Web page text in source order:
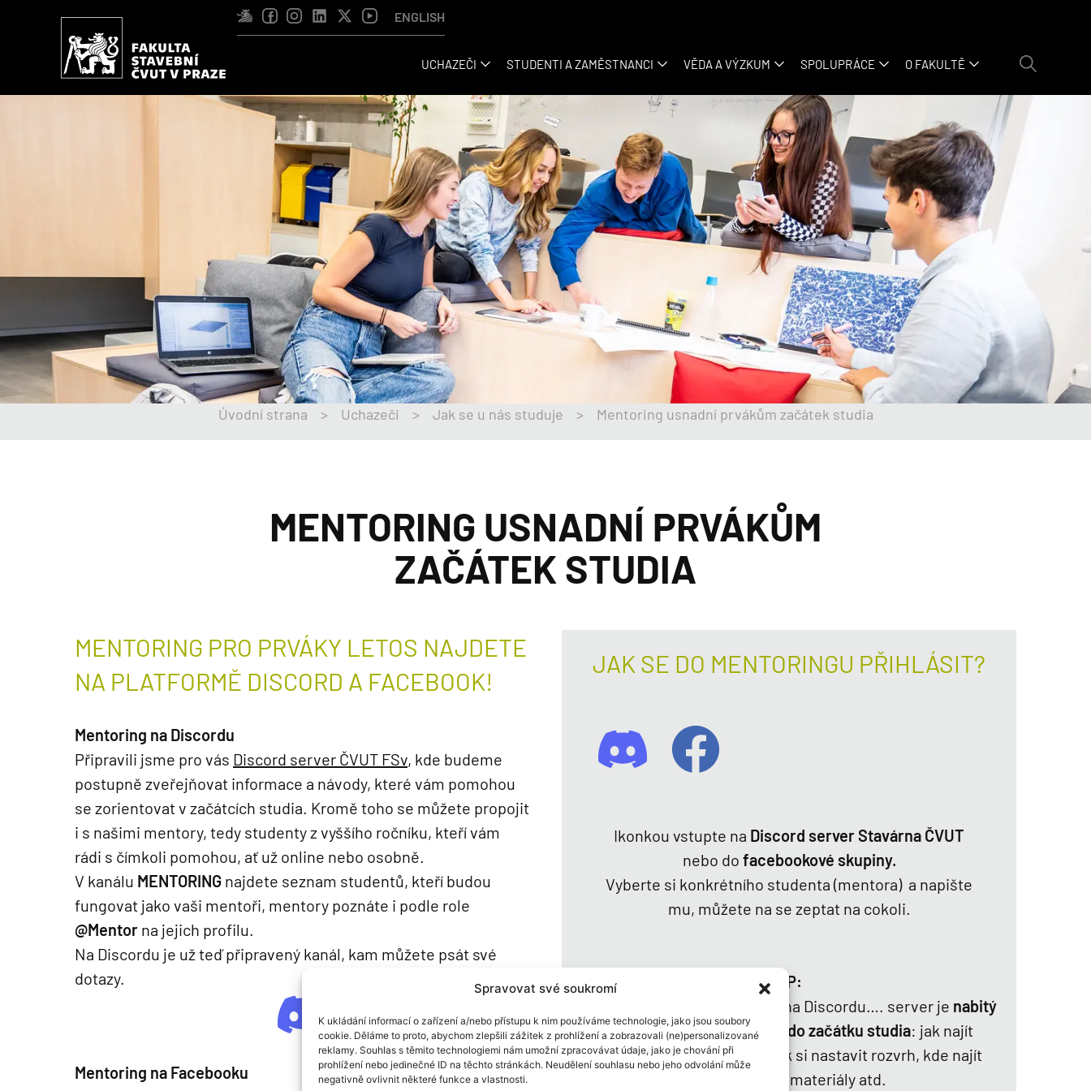
Spravovat své soukromí
K ukládání informací o zařízení a/nebo přístupu k nim používáme technologie, jako jsou soubory
cookie. Děláme to proto, abychom zlepšili zážitek z prohlížení a zobrazovali (ne)personalizované
reklamy. Souhlas s těmito technologiemi nám umožní zpracovávat údaje, jako je chování při
prohlížení nebo jedinečné ID na těchto stránkách. Neudělení souhlasu nebo jeho odvolání může
negativně ovlivnit některé funkce a vlastnosti.
ENGLISH
UCHAZEČI STUDENTI A ZAMĚSTNANCI VĚDA A VÝZKUM SPOLUPRÁCE O FAKULTĚ
Úvodní strana > Uchazeči > Jak se u nás studuje > Mentoring usnadní prvákům začátek studia
MENTORING USNADNÍ PRVÁKŮM
ZAČÁTEK STUDIA
MENTORING PRO PRVÁKY LETOS NAJDETE
NA PLATFORMĚ DISCORD A FACEBOOK!
Mentoring na Discordu
Připravili jsme pro vás Discord server ČVUT FSv, kde budeme
postupně zveřejňovat informace a návody, které vám pomohou
se zorientovat v začátcích studia. Kromě toho se můžete propojit
i s našimi mentory, tedy studenty z vyššího ročníku, kteří vám
rádi s čímkoli pomohou, ať už online nebo osobně.
V kanálu MENTORING najdete seznam studentů, kteří budou
fungovat jako vaši mentoři, mentory poznáte i podle role
@Mentor na jejich profilu.
Na Discordu je už teď připravený kanál, kam můžete psát své
dotazy.
Mentoring na Facebooku
JAK SE DO MENTORINGU PŘIHLÁSIT?
Ikonkou vstupte na Discord server Stavárna ČVUT
nebo do facebookové skupiny.
Vyberte si konkrétního studenta (mentora) a napište
mu, můžete na se zeptat na cokoli.
TIP:
Podívejte se i na další kanály na Discordu…. server je nabitý
praktickými informacemi do začátku studia: jak najít
v budově správnou třídu, jak si nastavit rozvrh, kde najít
různé studijní materiály atd.